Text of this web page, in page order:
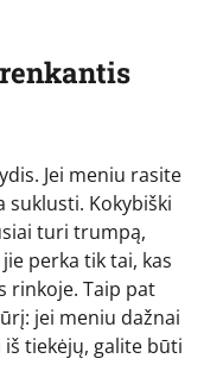
Jei meniu rasite
suklusti. Kokybiški
turi trumpą,
perka tik tai, kas
rinkoje. Taip pat
jei meniu dažnai
iš tiekėjų, galite būti